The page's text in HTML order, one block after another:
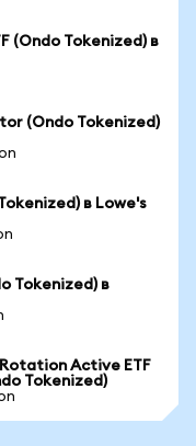
(Ondo Tokenized) в
(Ondo Tokenized)
в Lowe's
Tokenized) в
Active ETF
Tokenized)